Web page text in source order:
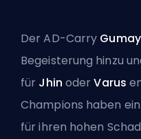
Der AD-Carry
Begeisterung hinzu
für Jhin oderVarus
Champions haben
für ihren hohen